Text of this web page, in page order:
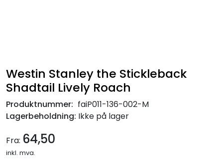
Westin Stanley the Stickleback
Shadtail Lively Roach
Produktnummer: faiP011-136-002-M
Lagerbeholdning: Ikke på lager
Fra: 64,50
inkl. mva.